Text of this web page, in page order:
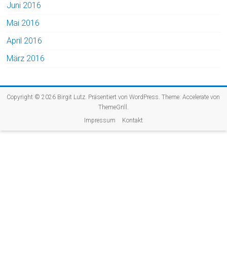
Juni 2016
Mai 2016
April 2016
März 2016
Copyright © 2026 Birgit Lutz. Präsentiert vonWordPress. Theme: Accelerate von
ThemeGrill .
Impressum
Kontakt